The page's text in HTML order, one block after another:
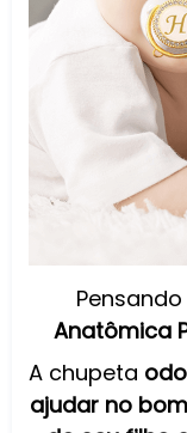
Anatômica
A chupeta
ajudar no